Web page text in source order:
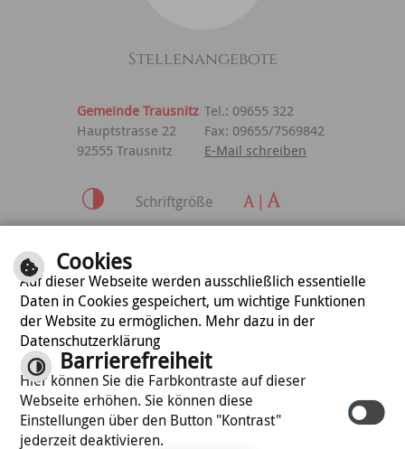
Stellenangebote
Gemeinde Trausnitz Tel.: 09655 322
Hauptstrasse 22
Fax: 09655/7569842
92555 Trausnitz
E-Mail schreiben
Schriftgröße
Datenschutzerklärung
optimiert für
mobile Endgeräte
©cm city media GmbH
Cookies
Auf dieser Webseite werden ausschließlich essentielle
Daten in Cookies gespeichert, um wichtige Funktionen
der Website zu ermöglichen. Mehr dazu in der
Datenschutzerklärung
Barrierefreiheit
Hier können Sie die Farbkontraste auf dieser
Webseite erhöhen. Sie können diese
Einstellungen über den Button "Kontrast"
jederzeit deaktivieren.